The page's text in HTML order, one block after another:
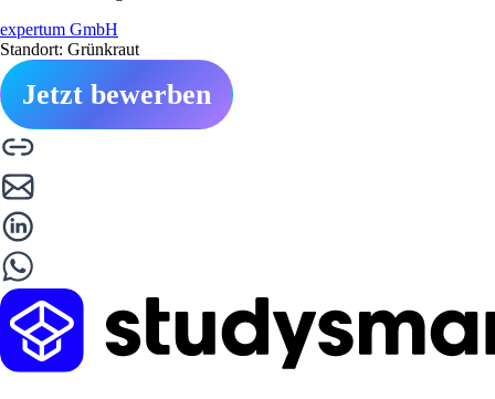
expertum GmbH
Standort: Grünkraut
Jetzt bewerben